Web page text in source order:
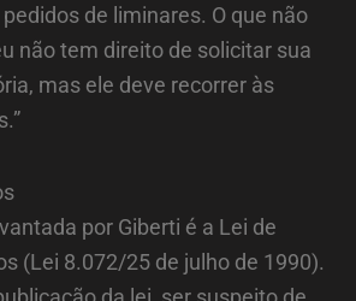
de liminares. O que não
não tem direito de solicitar sua
mas ele deve recorrer às
por Giberti é a Lei de
(Lei 8.072/25 de julho de 1990).